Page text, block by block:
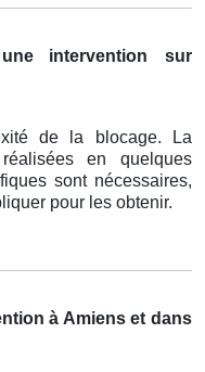
intervention
sur
de la blocage. La
en quelques
sont nécessaires,
pour les obtenir.
à Amiens et dans